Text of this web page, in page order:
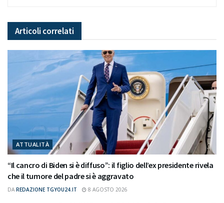
Articoli correlati
ATTUALITÀ
“Il cancro di Biden si è diffuso”: il figlio dell’ex presidente rivela
che il tumore del padre si è aggravato
DA REDAZIONE TGYOU24.IT 8 AGOSTO 2026